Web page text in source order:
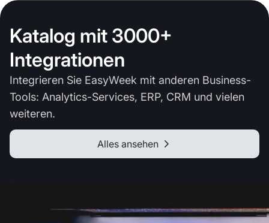
Katalog mit 3000+
Integrationen
Integrieren Sie EasyWeek mit anderen Business-
Tools: Analytics-Services, ERP, CRM und vielen
weiteren.
Alles ansehen